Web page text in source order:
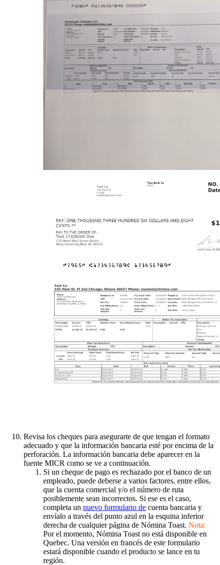
Revisa los cheques para asegurarte de que tengan el formato
adecuado y que la información bancaria esté por encima de la
perforación. La información bancaria debe aparecer en la
fuente MICR como se ve a continuación.
Si un cheque de pago es rechazado por el banco de un
empleado, puede deberse a varios factores, entre ellos,
que la cuenta comercial y/o el número de ruta
posiblemente sean incorrectos. Si ese es el caso,
completa un nuevo formulario de cuenta bancaria y
envíalo a través del punto azul en la esquina inferior
derecha de cualquier página de Nómina Toast. Nota:
Por el momento, Nómina Toast no está disponible en
Quebec. Una versión en francés de este formulario
estará disponible cuando el producto se lance en tu
región.